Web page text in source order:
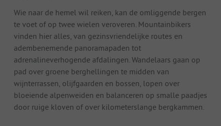
Wie naar de hemel wil reiken, kan de omliggende bergen
te voet of op twee wielen veroveren. Mountainbikers
vinden hier alles, van gezinsvriendelijke routes en
adembenemende panoramapaden tot
adrenalineverhogende afdalingen. Wandelaars gaan op
pad over groene berghellingen te midden van
wijnterrassen, olijfgaarden en bossen, lopen over
bloeiende alpenweiden en balanceren op smalle paadjes
door ruige kloven of over kilometerslange bergkammen.